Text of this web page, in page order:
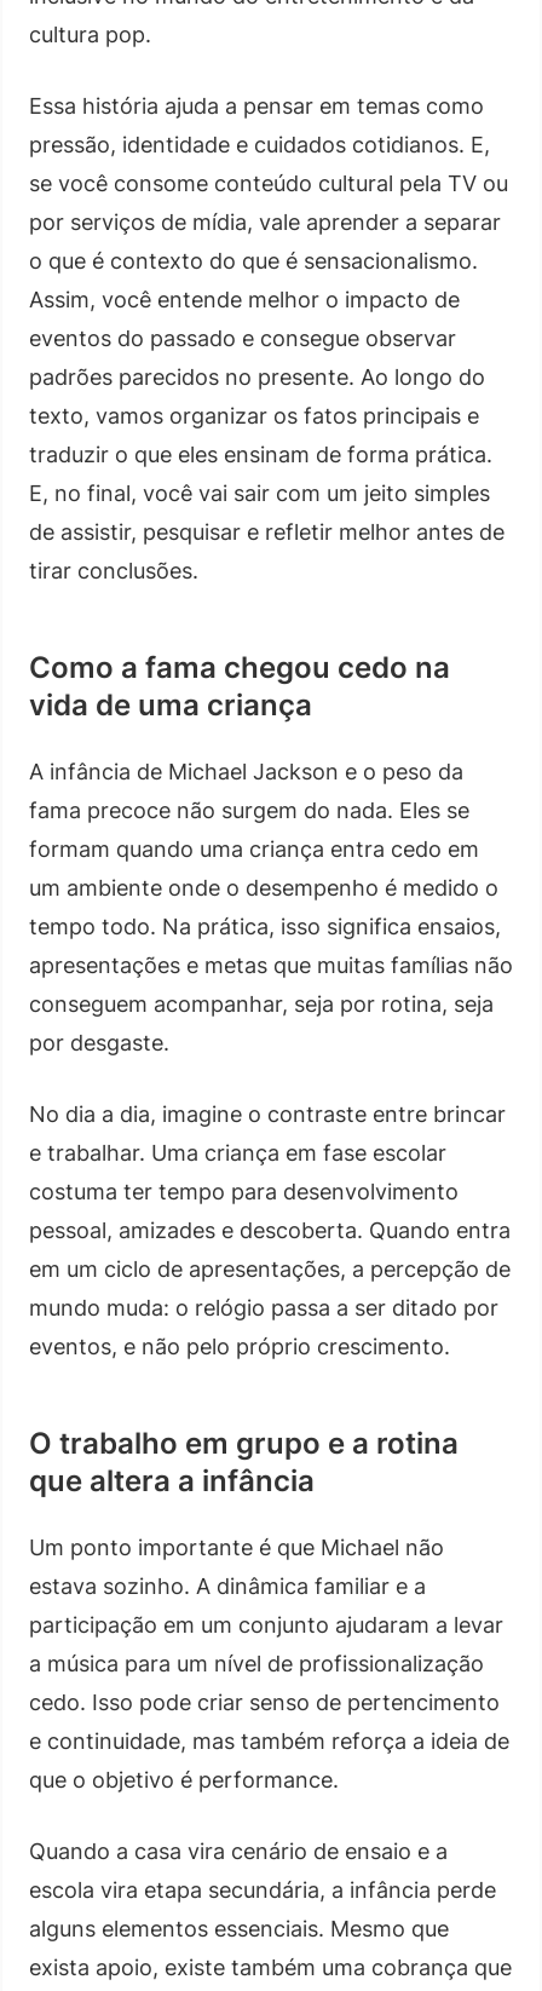
cultura pop.
Essa história ajuda a pensar em temas como
pressão, identidade e cuidados cotidianos. E,
se você consome conteúdo cultural pela TV ou
por serviços de mídia, vale aprender a separar
o que é contexto do que é sensacionalismo.
Assim, você entende melhor o impacto de
eventos do passado e consegue observar
padrões parecidos no presente. Ao longo do
texto, vamos organizar os fatos principais e
traduzir o que eles ensinam de forma prática.
E, no final, você vai sair com um jeito simples
de assistir, pesquisar e refletir melhor antes de
tirar conclusões.
Como a fama chegou cedo na
vida de uma criança
A infância de Michael Jackson e o peso da
fama precoce não surgem do nada. Eles se
formam quando uma criança entra cedo em
um ambiente onde o desempenho é medido o
tempo todo. Na prática, isso significa ensaios,
apresentações e metas que muitas famílias não
conseguem acompanhar, seja por rotina, seja
por desgaste.
No dia a dia, imagine o contraste entre brincar
e trabalhar. Uma criança em fase escolar
costuma ter tempo para desenvolvimento
pessoal, amizades e descoberta. Quando entra
em um ciclo de apresentações, a percepção de
mundo muda: o relógio passa a ser ditado por
eventos, e não pelo próprio crescimento.
O trabalho em grupo e a rotina
que altera a infância
Um ponto importante é que Michael não
estava sozinho. A dinâmica familiar e a
participação em um conjunto ajudaram a levar
a música para um nível de profissionalização
cedo. Isso pode criar senso de pertencimento
e continuidade, mas também reforça a ideia de
que o objetivo é performance.
Quando a casa vira cenário de ensaio e a
escola vira etapa secundária, a infância perde
alguns elementos essenciais. Mesmo que
exista apoio, existe também uma cobrança que